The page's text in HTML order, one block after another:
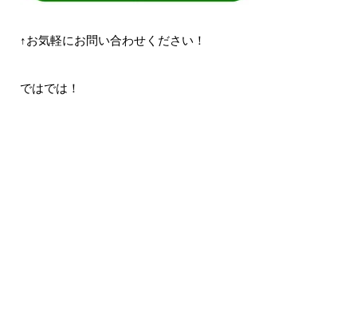
↑お気軽にお問い合わせください！
ではでは！